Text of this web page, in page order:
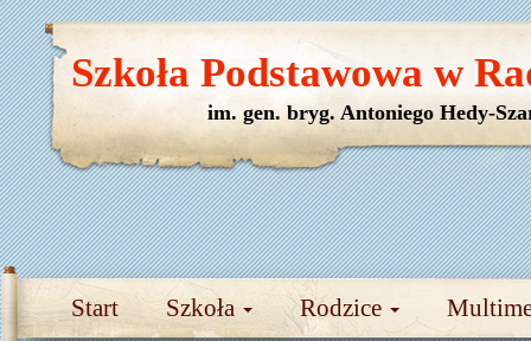
Start Szkoła Rodzice
Szkoła Podstawowa w
im. gen. bryg. Antoniego Hedy-